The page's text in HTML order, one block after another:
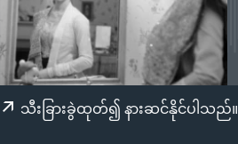
သီးခြားခွဲထုတ်၍ နားဆင်နိုင်ပါသည်။